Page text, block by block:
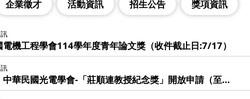
企業徵才 活動資訊 招生公告 獎項資訊
機工程學會114學年度青年論文獎（收件截止日:7/17）
華民國光電學會-「莊順連教授紀念獎」開放申請（至
止），歡迎優秀博士生踴躍報名！